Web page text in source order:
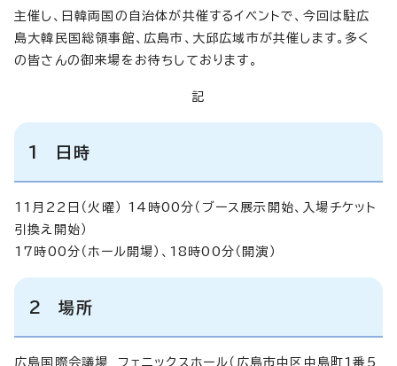
主催し、日韓両国の自治体が共催するイベントで、今回は駐広
島大韓民国総領事館、広島市、大邱広域市が共催します。多く
の皆さんの御来場をお待ちしております。
記
1 日時
11月22日（火曜） 14時00分（ブース展示開始、入場チケット
引換え開始）
17時00分（ホール開場）、18時00分（開演）
2 場所
広島国際会議場 フェニックスホール（広島市中区中島町1番5